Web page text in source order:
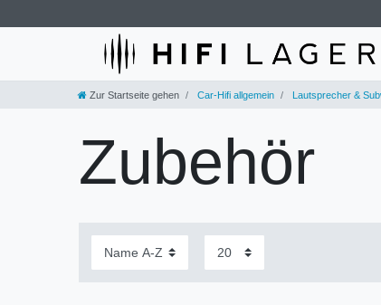
Zur Startseite gehen Car-Hifi allgemein Lautsprecher &
Zubehör